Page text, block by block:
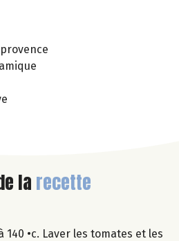
larecette
•c. Laver les tomates et les